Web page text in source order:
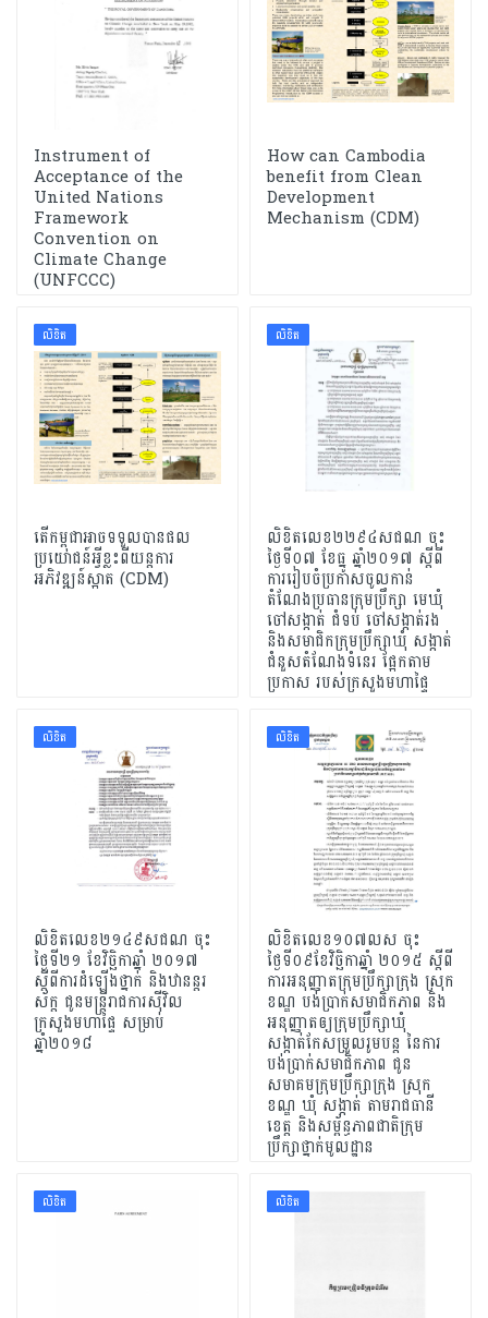
Instrument of
Acceptance of the
United Nations
Framework
Convention on
Climate Change
(UNFCCC)
How can Cambodia
benefit from Clean
Development
Mechanism (CDM)
លិខិត
តើកម្ពុជាអាចទទួលបានផល
ប្រយោជន៍អ្វីខ្លះពីយន្តការ
អភិវឌ្ឍន៍ស្អាត (CDM)
លិខិត
លិខិតលេខ២២៩៤សជណ ចុះ
ថ្ងៃទី០៧ ខែធ្នូ ឆ្នាំ២០១៧ ស្តីពី
ការរៀបចំប្រកាសចូលកាន់
តំណែងប្រធានក្រុមប្រឹក្សា មេឃុំ
ចៅសង្កាត់ ជំទប់ ចៅសង្កាត់រង
និងសមាជិកក្រុមប្រឹក្សាឃុំ សង្កាត់
ជំនួសតំណែងទំនេរ ផ្អែកតាម
ប្រកាស របស់ក្រសួងមហាផ្ទៃ
លិខិត
លិខិតលេខ២១៤៩សជណ ចុះ
ថ្ងៃទី២១ ខែវិច្ឆិកាឆ្នាំ ២០១៧
ស្តីពីការដំឡើងថ្នាក់ និងឋានន្តរ
ស័ក្ត ជូនមន្ត្រីរាជការស៊ីវិល
ក្រសួងមហាផ្ទៃ សម្រាប់
ឆ្នាំ២០១៨
លិខិត
លិខិត​លេខ​១០៧លស ចុះ
ថ្ងៃទី០៩​ខែវិច្ឆិកា​ឆ្នាំ ២០១៥ ស្តីពី​
ការអនុញ្ញាតក្រុមប្រឹក្សាក្រុង ស្រុក
ខណ្ឌ បង់ប្រាក់សមាជិកភាព និង
អនុញ្ញាតឲ្យក្រុមប្រឹក្សាឃុំ
សង្កាត់កែសម្រួលរូមបន្ត នៃការ
បង់ប្រាក់សមាជិកភាព ជូន
សមាគមក្រុមប្រឹក្សាក្រុង ស្រុក
ខណ្ឌ ឃុំ សង្កាត់ តាមរាជធានី
ខេត្ត និងសម្ព័ន្ធភាពជាតិក្រុម
ប្រឹក្សាថ្នាក់មូលដ្ឋាន
លិខិត លិខិត